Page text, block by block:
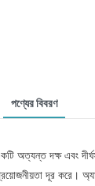
পণ্যের বিবরণ
অত্যন্ত দক্ষ এবং
দূর করে।